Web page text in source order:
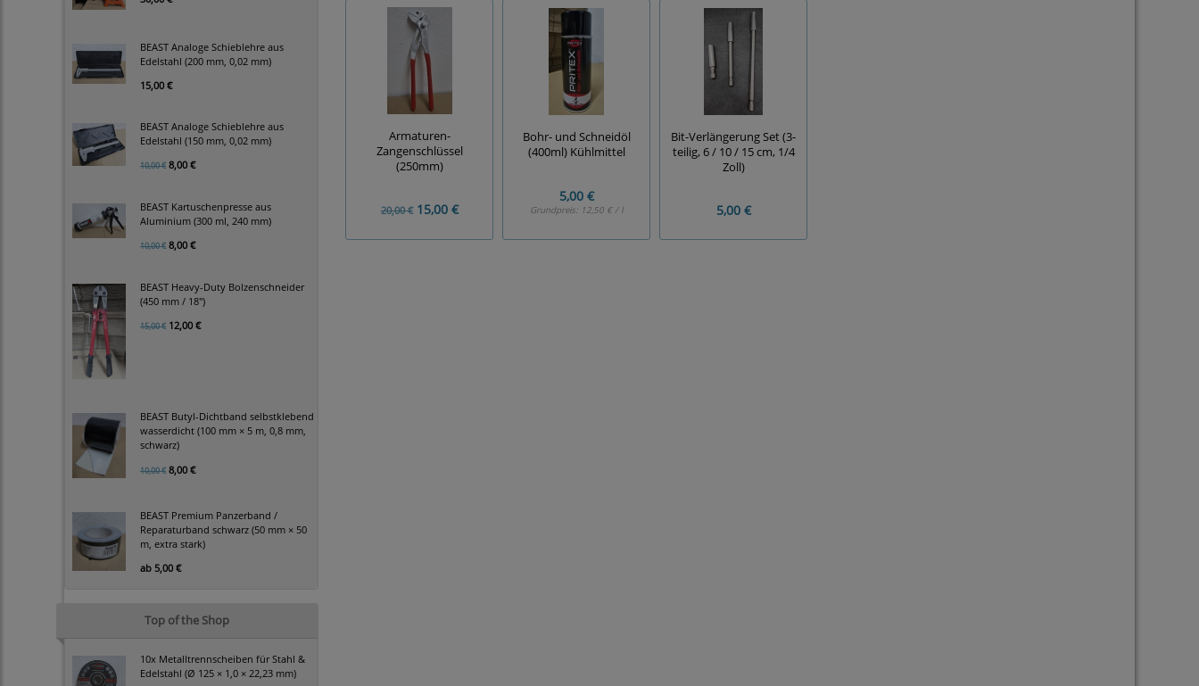
BEAST Analoge Schieblehre aus
Edelstahl (200 mm, 0,02 mm)
15,00 €
BEAST Analoge Schieblehre aus
Edelstahl (150 mm, 0,02 mm)
10,00 € 8,00 €
BEAST Kartuschenpresse aus
Aluminium (300 ml, 240 mm)
10,00 € 8,00 €
BEAST Heavy-Duty Bolzenschneider
(450 mm / 18")
15,00 € 12,00 €
BEAST Butyl-Dichtband selbstklebend
wasserdicht (100 mm × 5 m, 0,8 mm,
schwarz)
10,00 € 8,00 €
BEAST Premium Panzerband /
Reparaturband schwarz (50 mm × 50
m, extra stark)
ab 5,00 €
Top of the Shop
10x Metalltrennscheiben für Stahl &
Edelstahl (Ø 125 × 1,0 × 22,23 mm)
Armaturen-
Zangenschlüssel
(250mm)
20,00 €15,00 €
Bohr- und Schneidöl
(400ml) Kühlmittel
5,00 €
Grundpreis: 12,50 € / l
Bit-Verlängerung Set (3-
teilig, 6 / 10 / 15 cm, 1/4
Zoll)
5,00 €